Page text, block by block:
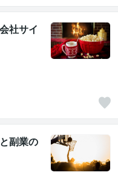
社サイ
副業の